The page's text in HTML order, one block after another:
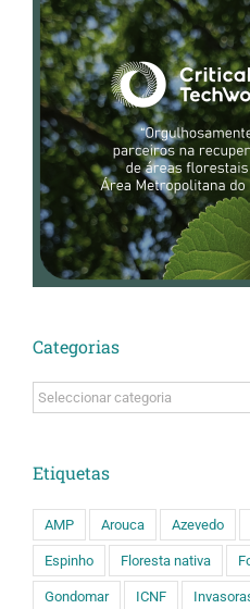
Categorias
Categorias
Etiquetas
AMP Arouca Azevedo
Espinho Floresta nativa
Gondomar ICNF